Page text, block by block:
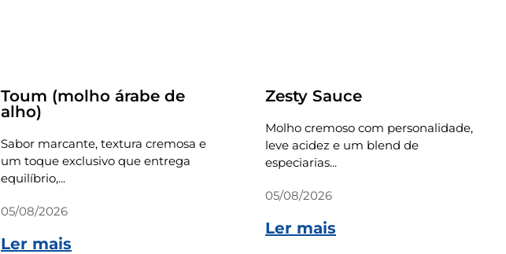
Toum (molho árabe de
alho)
Sabor marcante, textura cremosa e
um toque exclusivo que entrega
equilíbrio,...
05/08/2026
Ler mais
Zesty Sauce
Molho cremoso com personalidade,
leve acidez e um blend de
especiarias...
05/08/2026
Ler mais